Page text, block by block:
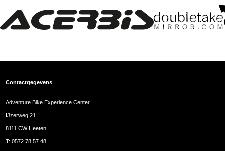
Contactgegevens
Adventure Bike Experience Center
IJzerweg 21
8111 CW Heeten
T:0572 78 57 48